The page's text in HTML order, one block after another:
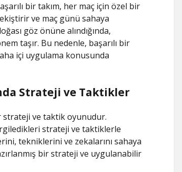
bir takım, her maç için özel bir
ve maç günü sahaya
göz önüne alındığında,
taşır. Bu nedenle, başarılı bir
içi uygulama konusunda
Strateji ve Taktikler
strateji ve taktik oyunudur.
strateji ve taktiklerle
tekniklerini ve zekalarını sahaya
bir strateji ve uygulanabilir